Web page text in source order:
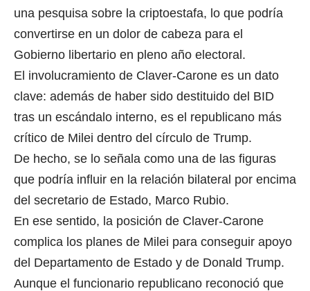
una pesquisa sobre la criptoestafa, lo que podría
convertirse en un dolor de cabeza para el
Gobierno libertario en pleno año electoral.
El involucramiento de Claver-Carone es un dato
clave: además de haber sido destituido del BID
tras un escándalo interno, es el republicano más
crítico de Milei dentro del círculo de Trump.
De hecho, se lo señala como una de las figuras
que podría influir en la relación bilateral por encima
del secretario de Estado, Marco Rubio.
En ese sentido, la posición de Claver-Carone
complica los planes de Milei para conseguir apoyo
del Departamento de Estado y de Donald Trump.
Aunque el funcionario republicano reconoció que